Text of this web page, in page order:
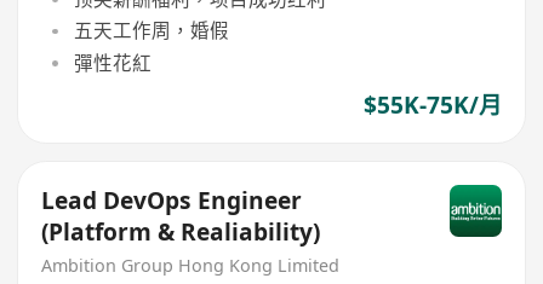
五天工作周，婚假
彈性花紅
$55K-75K/月
Lead DevOps Engineer
(Platform & Realiability)
Ambition Group Hong Kong Limited